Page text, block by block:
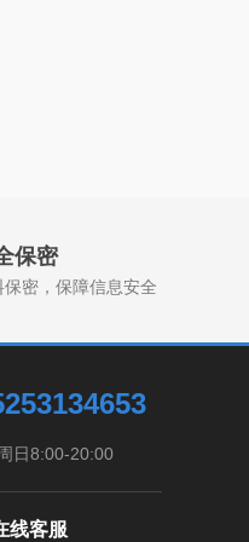
保密
保密，保障信息安全
日8:00-20:00
线客服